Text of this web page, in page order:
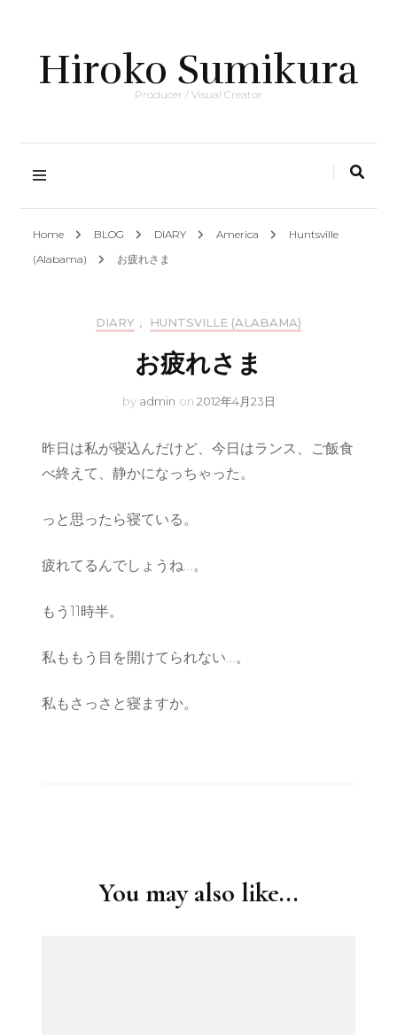
Hiroko Sumikura
Producer / Visual Creator
Home BLOG DIARY America
Huntsville
(Alabama)
お疲れさま
DIARY , HUNTSVILLE (ALABAMA)
お疲れさま
by admin on 2012年4月23日
昨日は私が寝込んだけど、今日はランス、ご飯食
べ終えて、静かになっちゃった。
っと思ったら寝ている。
疲れてるんでしょうね…。
もう11時半。
私ももう目を開けてられない…。
私もさっさと寝ますか。
You may also like...